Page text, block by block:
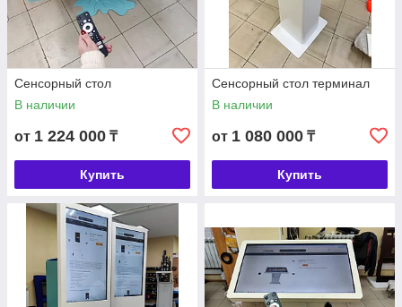
Сенсорный стол
В наличии
от 1 224 000 ₸
Купить
Сенсорный стол терминал
В наличии
от 1 080 000 ₸
Купить